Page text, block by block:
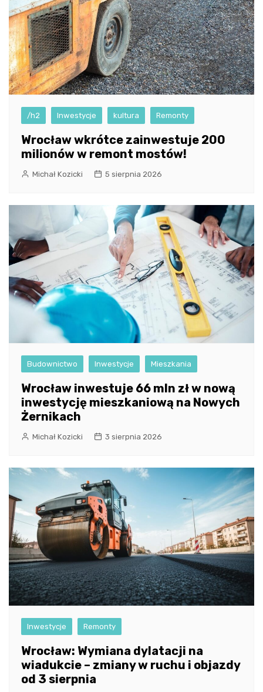
/h2 Inwestycje kultura Remonty
Wrocław wkrótce zainwestuje 200
milionów w remont mostów!
Michał Kozicki 5 sierpnia 2026
Budownictwo Inwestycje Mieszkania
Wrocław inwestuje 66 mln zł w nową
inwestycję mieszkaniową na Nowych
Żernikach
Michał Kozicki 3 sierpnia 2026
Inwestycje Remonty
Wrocław: Wymiana dylatacji na
wiadukcie – zmiany w ruchu i objazdy
od 3 sierpnia